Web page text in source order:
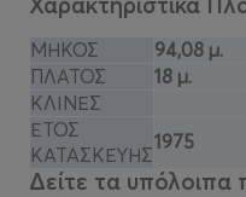
ΜΗΚΟΣ 94,08 μ.
ΠΛΑΤΟΣ
18 μ.
ΚΛΙΝΕΣ
ΕΤΟΣ
ΚΑΤΑΣΚΕΥΗΣ
1975
Δείτε τα υπόλοιπα